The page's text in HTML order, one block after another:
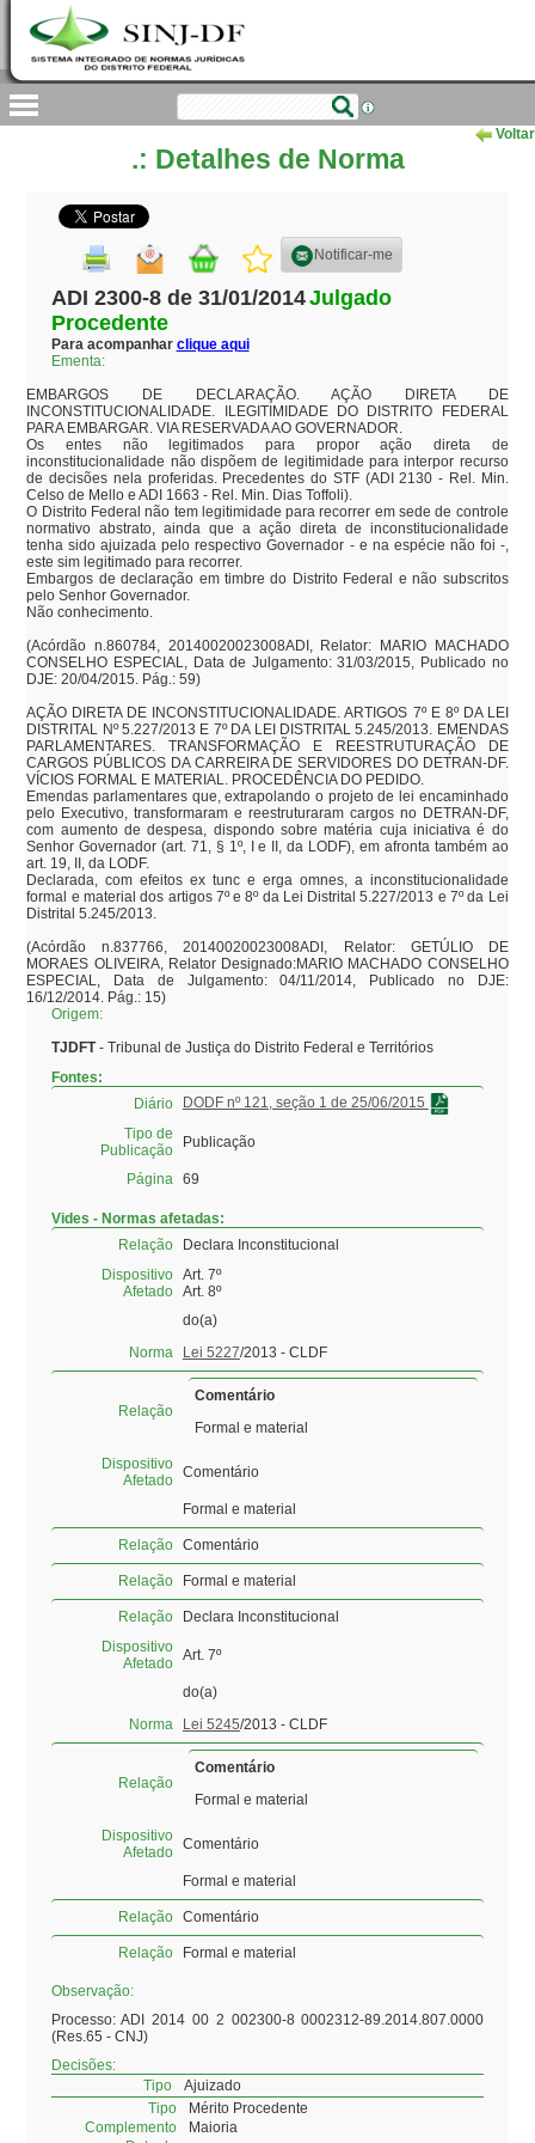
Voltar
.: Detalhes de Norma
Notificar-me
ADI 2300-8 de 31/01/2014Julgado
Procedente
Para acompanhar clique aqui
Ementa:
EMBARGOS DE DECLARAÇÃO. AÇÃO DIRETA DE
INCONSTITUCIONALIDADE. ILEGITIMIDADE DO DISTRITO FEDERAL
PARA EMBARGAR. VIA RESERVADA AO GOVERNADOR.
Os entes não legitimados para propor ação direta de
inconstitucionalidade não dispõem de legitimidade para interpor recurso
de decisões nela proferidas. Precedentes do STF (ADI 2130 - Rel. Min.
Celso de Mello e ADI 1663 - Rel. Min. Dias Toffoli).
O Distrito Federal não tem legitimidade para recorrer em sede de controle
normativo abstrato, ainda que a ação direta de inconstitucionalidade
tenha sido ajuizada pelo respectivo Governador - e na espécie não foi -,
este sim legitimado para recorrer.
Embargos de declaração em timbre do Distrito Federal e não subscritos
pelo Senhor Governador.
Não conhecimento.
(Acórdão n.860784, 20140020023008ADI, Relator: MARIO MACHADO
CONSELHO ESPECIAL, Data de Julgamento: 31/03/2015, Publicado no
DJE: 20/04/2015. Pág.: 59)
AÇÃO DIRETA DE INCONSTITUCIONALIDADE. ARTIGOS 7º E 8º DA LEI
DISTRITAL Nº 5.227/2013 E 7º DA LEI DISTRITAL 5.245/2013. EMENDAS
PARLAMENTARES. TRANSFORMAÇÃO E REESTRUTURAÇÃO DE
CARGOS PÚBLICOS DA CARREIRA DE SERVIDORES DO DETRAN-DF.
VÍCIOS FORMAL E MATERIAL. PROCEDÊNCIA DO PEDIDO.
Emendas parlamentares que, extrapolando o projeto de lei encaminhado
pelo Executivo, transformaram e reestruturaram cargos no DETRAN-DF,
com aumento de despesa, dispondo sobre matéria cuja iniciativa é do
Senhor Governador (art. 71, § 1º, I e II, da LODF), em afronta também ao
art. 19, II, da LODF.
Declarada, com efeitos ex tunc e erga omnes, a inconstitucionalidade
formal e material dos artigos 7º e 8º da Lei Distrital 5.227/2013 e 7º da Lei
Distrital 5.245/2013.
(Acórdão n.837766, 20140020023008ADI, Relator: GETÚLIO DE
MORAES OLIVEIRA, Relator Designado:MARIO MACHADO CONSELHO
ESPECIAL, Data de Julgamento: 04/11/2014, Publicado no DJE:
16/12/2014. Pág.: 15)
Origem:
TJDFT- Tribunal de Justiça do Distrito Federal e Territórios
Fontes:
Diário
DODF nº 121, seção 1 de 25/06/2015
Tipo de
Publicação
Publicação
Página 69
Vides - Normas afetadas:
Relação
Declara Inconstitucional
Dispositivo
Afetado
Art. 7º
Art. 8º
do(a)
Norma
Lei 5227/2013 - CLDF
Relação
Comentário
Formal e material
Dispositivo
Afetado Comentário
Formal e material
Relação Comentário
Relação Formal e material
Relação
Declara Inconstitucional
Dispositivo
Afetado Art. 7º
do(a)
Norma
Lei 5245/2013 - CLDF
Relação
Comentário
Formal e material
Dispositivo
Afetado Comentário
Formal e material
Relação Comentário
Relação Formal e material
Observação:
Processo: ADI 2014 00 2 002300-8 0002312-89.2014.807.0000
(Res.65 - CNJ)
Decisões:
Tipo
Ajuizado
Tipo
Mérito Procedente
Complemento
Maioria